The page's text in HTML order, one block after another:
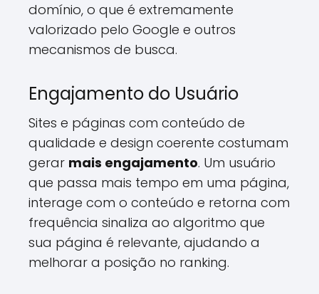
domínio, o que é extremamente
valorizado pelo Google e outros
mecanismos de busca.
Engajamento do Usuário
Sites e páginas com conteúdo de
qualidade e design coerente costumam
gerar mais engajamento. Um usuário
que passa mais tempo em uma página,
interage com o conteúdo e retorna com
frequência sinaliza ao algoritmo que
sua página é relevante, ajudando a
melhorar a posição no ranking.